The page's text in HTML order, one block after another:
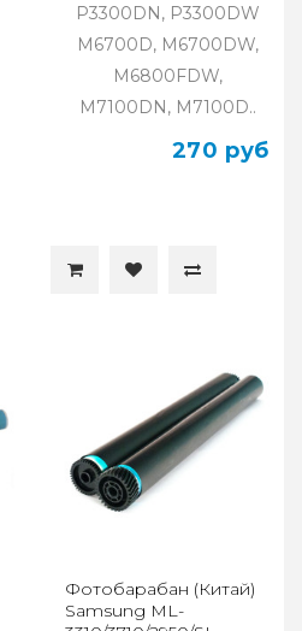
P3300DN, P3300DW
M6700D, M6700DW,
M6800FDW,
M7100DN, M7100D..
270 руб
Фотобарабан (Китай)
Samsung ML-